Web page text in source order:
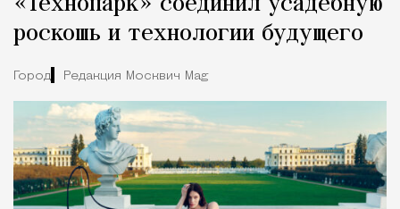
роскошь и технологии будущего
Город Редакция Москвич Mag